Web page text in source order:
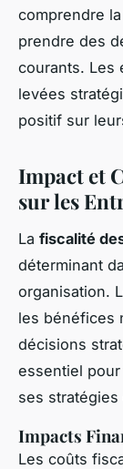
comprendre la
prendre des
courants. Les
levées
positif sur
Impact et
sur les
La fiscalité
déterminant
organisation.
les bénéfices
décisions
essentiel
ses
Impacts
Les coûts